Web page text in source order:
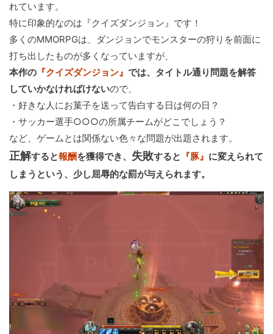
れています。
特に印象的なのは『クイズダンジョン』です！
多くのMMORPGは、ダンジョンでモンスターの狩りを前面に
打ち出したものが多くなっていますが、
本作の 『クイズダンジョン』 では、タイトル通り問題を解答
していかなければけないので、
・好きな人にお菓子を送って告白する日は何の日？
・サッカー選手○○○の所属チームがどこでしょう？
など、ゲームとは関係ない色々な問題が出題されます。
正解すると報酬を獲得でき、 失敗すると 『豚』 に変えられて
しまうという、少し屈辱的な罰が与えられます。